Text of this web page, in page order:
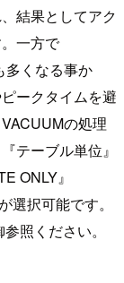
結果としてアク
一方で
多くなる事か
ークタイムを避
の処理
テーブル単位』
ONLY』
選択可能です。
照ください。